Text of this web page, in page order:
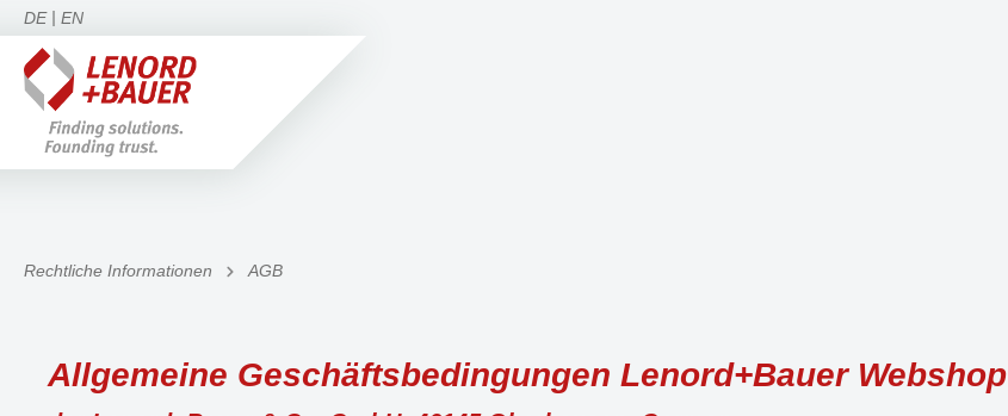
DE EN
Rechtliche Informationen AGB
Allgemeine Geschäftsbedingungen Lenord+Bauer Webshop